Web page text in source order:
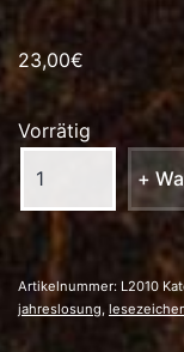
23,00€
Vorrätig
Jahreslosung
Menge
+
Artikelnummer: L2010
jahreslosung,